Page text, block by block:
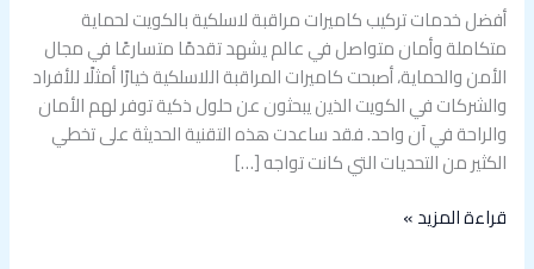
أفضل خدمات تركيب كاميرات مراقبة لاسلكية بالكويت لحماية
متكاملة وأمان متواصل في عالم يشهد تقدمًا متسارعًا في مجال
الأمن والحماية، أصبحت كاميرات المراقبة اللاسلكية خيارًا أمثلًا للأفراد
والشركات في الكويت الذين يبحثون عن حلول ذكية توفر لهم الأمان
والراحة في آن واحد. فقد ساعدت هذه التقنية الحديثة على تخطي
الكثير من التحديات التي كانت تواجه […]
قراءة المزيد »